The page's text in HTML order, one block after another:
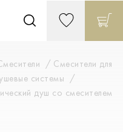
Смесители для
системы
душ со смесителем